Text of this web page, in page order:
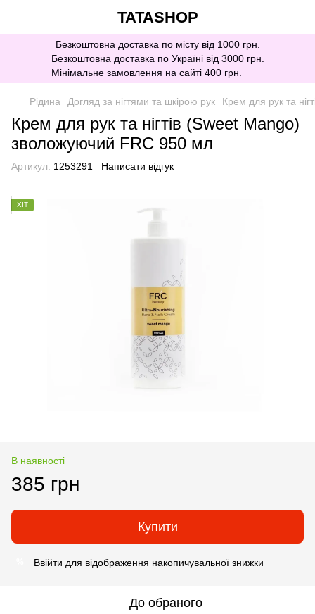
TATASHOP
Безкоштовна доставка по місту від 1000 грн.
Безкоштовна доставка по Україні від 3000 грн.
Мінімальне замовлення на сайті 400 грн.
Рідина Догляд за нігтями та шкірою рук Крем для рук та
Крем для рук та нігтів (Sweet Mango)
зволожуючий FRC 950 мл
Артикул: 1253291 Написати відгук
ХІТ
В наявності
385 грн
Купити
Ввійти для відображення накопичувальної знижки
До обраного